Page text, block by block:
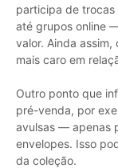
participa de
até grupos online
valor. Ainda
mais caro em
Outro ponto que
pré-venda, por
avulsas — apenas
envelopes. Isso
da coleção.